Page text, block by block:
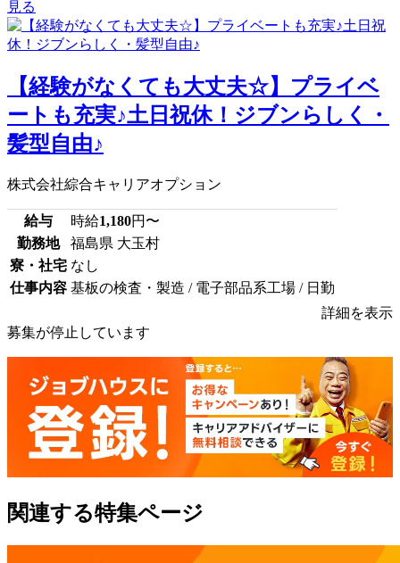
見る
【経験がなくても大丈夫☆】プライベ
ートも充実♪土日祝休！ジブンらしく・
髪型自由♪
株式会社綜合キャリアオプション
給与 時給1,180円〜
勤務地
福島県 大玉村
寮・社宅 なし
仕事内容 基板の検査・製造 / 電子部品系工場 / 日勤
詳細を表示
募集が停止しています
関連する特集ページ